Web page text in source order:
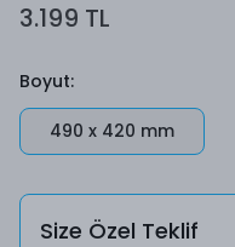
3.199 TL
Boyut:
490 x 420 mm
Size Özel Teklif